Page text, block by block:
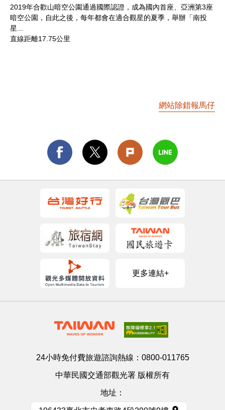
2019年合歡山暗空公園通過國際認證，成為國內首座、亞洲第3座
暗空公園，自此之後，每年都會在適合觀星的夏季，舉辦「南投
星...
直線距離17.75公里
網站除錯報馬仔
更多連結+
24小時免付費旅遊諮詢熱線： 0800-011765
中華民國交通部觀光署 版權所有
地址：